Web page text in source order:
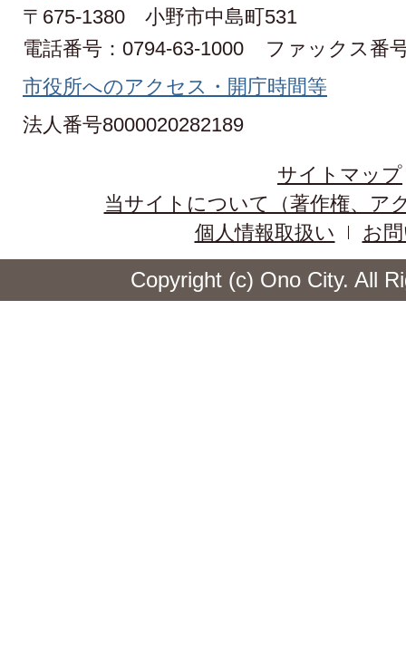
〒675-1380 小野市中島町531
電話番号：0794-63-1000
ファックス番
市役所へのアクセス・開庁時間等
法人番号8000020282189
サイトマップ
当サイトについて（著作権、ア
個人情報取扱い
お
Copyright (c) Ono City. All